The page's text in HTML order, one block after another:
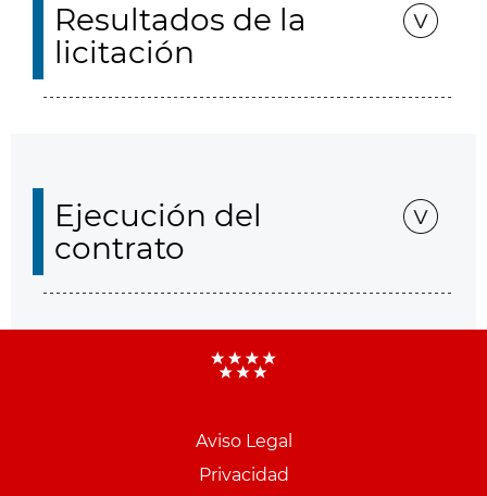
Resultados de la
licitación
Ejecución del
contrato
Aviso Legal
Privacidad